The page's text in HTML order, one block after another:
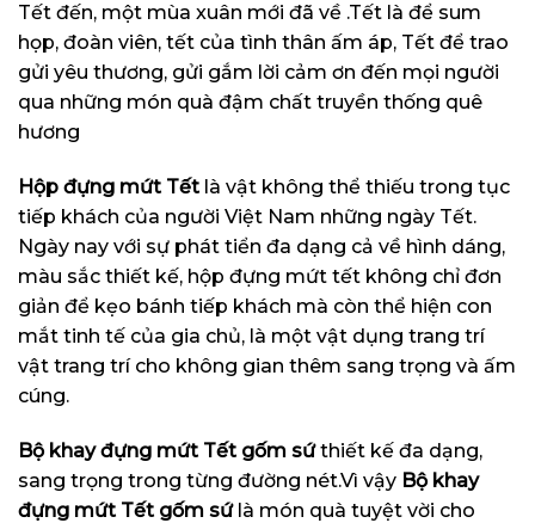
Tết đến, một mùa xuân mới đã về .Tết là để sum
họp, đoàn viên, tết của tình thân ấm áp, Tết để trao
gửi yêu thương, gửi gắm lời cảm ơn đến mọi người
qua những món quà đậm chất truyền thống quê
hương
Hộp đựng mứt Tết là vật không thể thiếu trong tục
tiếp khách của người Việt Nam những ngày Tết.
Ngày nay với sự phát tiển đa dạng cả về hình dáng,
màu sắc thiết kế, hộp đựng mứt tết không chỉ đơn
giản để kẹo bánh tiếp khách mà còn thể hiện con
mắt tinh tế của gia chủ, là một vật dụng trang trí
vật trang trí cho không gian thêm sang trọng và ấm
cúng.
Bộ khay đựng mứt Tết gốm sứthiết kế đa dạng,
sang trọng trong từng đường nét.Vì vậy Bộ khay
đựng mứt Tết gốm sứlà món quà tuyệt vời cho